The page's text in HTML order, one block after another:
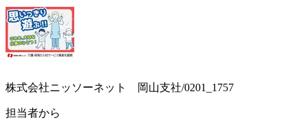
株式会社ニッソーネット 岡山支社/0201_1757
担当者から